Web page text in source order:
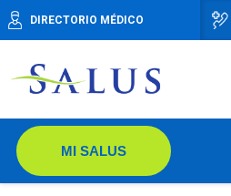
DIRECTORIO MÉDICO
MI SALUS